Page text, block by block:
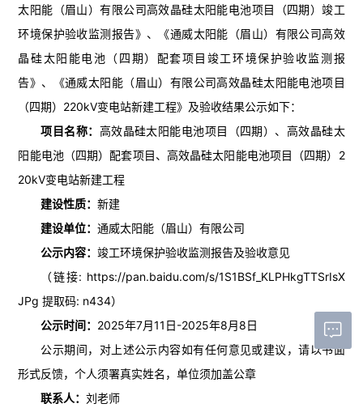
太阳能（眉山）有限公司高效晶硅太阳能电池项目（四期）竣工
环境保护验收监测报告》、《通威太阳能（眉山）有限公司高效
晶硅太阳能电池（四期）配套项目竣工环境保护验收监测报
告》、《通威太阳能（眉山）有限公司高效晶硅太阳能电池项目
（四期）220kV变电站新建工程》及验收结果公示如下：
项目名称： 高效晶硅太阳能电池项目（四期）、高效晶硅太
阳能电池（四期）配套项目、高效晶硅太阳能电池项目（四期）2
20kV变电站新建工程
建设性质：新建
建设单位：通威太阳能（眉山）有限公司
公示内容：竣工环境保护验收监测报告及验收意见
（链接: https://pan.baidu.com/s/1S1BSf_KLPHkgTTSrIsX
JPg 提取码: n434）
公示时间： 2025年7月11日-2025年8月8日
公示期间，对上述公示内容如有任何意见或建议，请以书面
形式反馈，个人须署真实姓名，单位须加盖公章
联系人：刘老师